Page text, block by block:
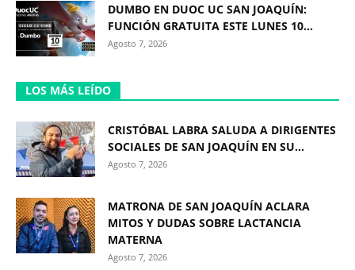
DUMBO EN DUOC UC SAN JOAQUÍN:
FUNCIÓN GRATUITA ESTE LUNES 10...
Agosto 7, 2026
LOS MÁS LEÍDO
CRISTÓBAL LABRA SALUDA A DIRIGENTES
SOCIALES DE SAN JOAQUÍN EN SU...
Agosto 7, 2026
MATRONA DE SAN JOAQUÍN ACLARA
MITOS Y DUDAS SOBRE LACTANCIA
MATERNA
Agosto 7, 2026